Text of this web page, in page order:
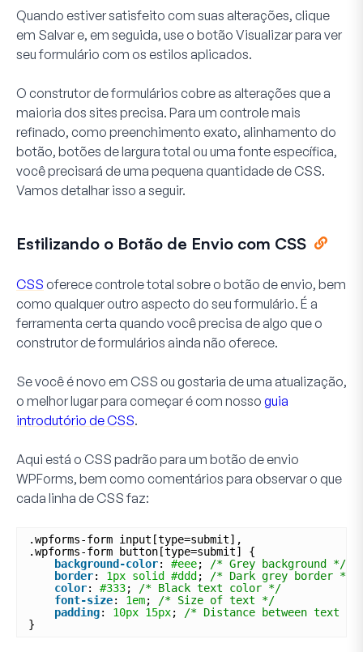
Quando estiver satisfeito com suas alterações, clique
em Salvare, em seguida, use o botão Visualizarpara ver
seu formulário com os estilos aplicados.
O construtor de formulários cobre as alterações que a
maioria dos sites precisa. Para um controle mais
refinado, como preenchimento exato, alinhamento do
botão, botões de largura total ou uma fonte específica,
você precisará de uma pequena quantidade de CSS.
Vamos detalhar isso a seguir.
Estilizando o Botão de Envio com CSS
CSS oferece controle total sobre o botão de envio, bem
como qualquer outro aspecto do seu formulário. É a
ferramenta certa quando você precisa de algo que o
construtor de formulários ainda não oferece.
Se você é novo em CSS ou gostaria de uma atualização,
o melhor lugar para começar é com nosso guia
introdutório de CSS.
Aqui está o CSS padrão para um botão de envio
WPForms, bem como comentários para observar o que
cada linha de CSS faz:
.wpforms-form input[type=submit],
.wpforms-form button[type=submit] {
background-color: #eee; /* Grey background */
border: 1px solid #ddd ; /* Dark grey border */
color: #333; /* Black text color */
font-size: 1em; /* Size of text */
padding: 10px 15px; /* Distance between text
}